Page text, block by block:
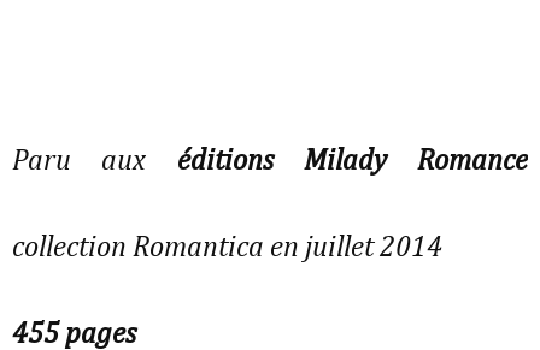
Paru aux éditions Milady Romance
collection Romantica en juillet 2014
455 pages